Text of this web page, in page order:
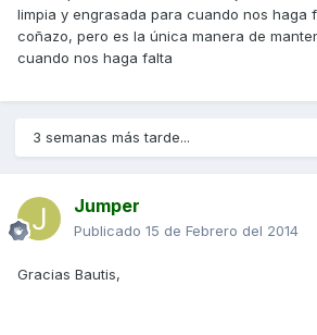
limpia y engrasada para cuando nos haga
coñazo, pero es la única manera de
cuando nos haga falta
3 semanas más tarde...
Jumper
Publicado 15 de Febrero del 2014
Gracias Bautis,